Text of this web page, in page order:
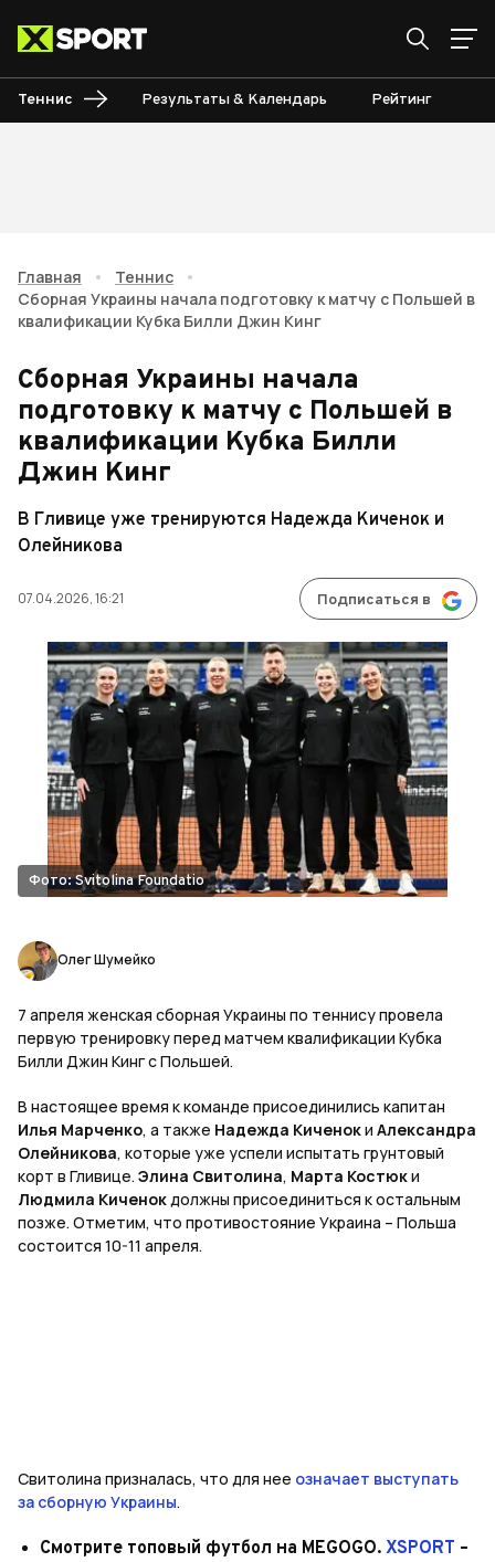
Теннис Результаты & Календарь Рейтинг
Главная • Теннис
•
Сборная Украины начала подготовку к матчу с Польшей в
квалификации Кубка Билли Джин Кинг
Сборная Украины начала
подготовку к матчу с Польшей в
квалификации Кубка Билли
Джин Кинг
В Гливице уже тренируются Надежда Киченок и
Олейникова
07.04.2026, 16:21 Подписаться в
Фото: Svitolina Foundatio
Олег Шумейко
7 апреля женская сборная Украины по теннису провела
первую тренировку перед матчем квалификации Кубка
Билли Джин Кинг с Польшей.
В настоящее время к команде присоединились капитан
Илья Марченко, а также Надежда Киченоки Александра
Олейникова, которые уже успели испытать грунтовый
корт в Гливице. Элина Свитолина, Марта Костюки
Людмила Киченокдолжны присоединиться к остальным
позже. Отметим, что противостояние Украина – Польша
состоится 10-11 апреля.
Свитолина призналась, что для нее означает выступать
за сборную Украины.
Смотрите топовый футбол на MEGOGO. XSPORT –